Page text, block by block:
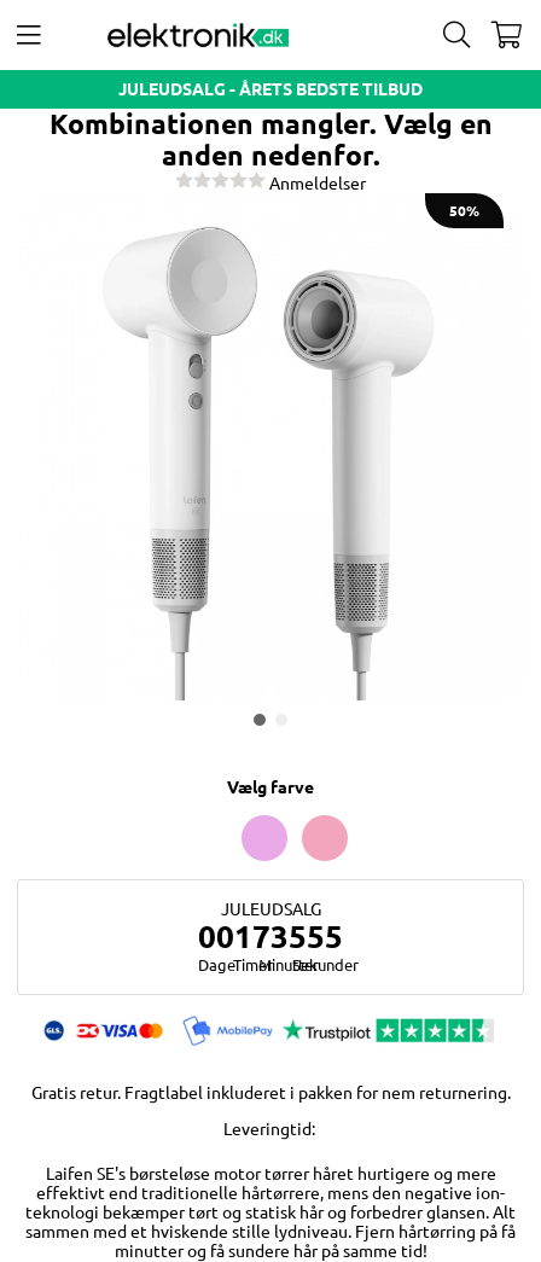
JULEUDSALG - ÅRETS BEDSTE TILBUD
Kombinationen mangler. Vælg en
anden nedenfor.
Anmeldelser
50
Vælg farve
JULEUDSALG
00173554
Gratis retur. Fragtlabel inkluderet i pakken for nem returnering.
Leveringtid:
Laifen SE's børsteløse motor tørrer håret hurtigere og mere
effektivt end traditionelle hårtørrere, mens den negative ion-
teknologi bekæmper tørt og statisk hår og forbedrer glansen. Alt
sammen med et hviskende stille lydniveau. Fjern hårtørring på få
minutter og få sundere hår på samme tid!